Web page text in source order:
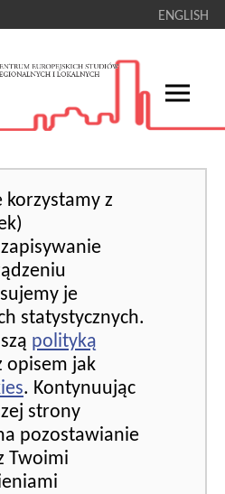
ENGLISH
korzystamy z
je
statystycznych.
polityką
opisem jak
. Kontynuując
strony
pozostawianie
Twoimi